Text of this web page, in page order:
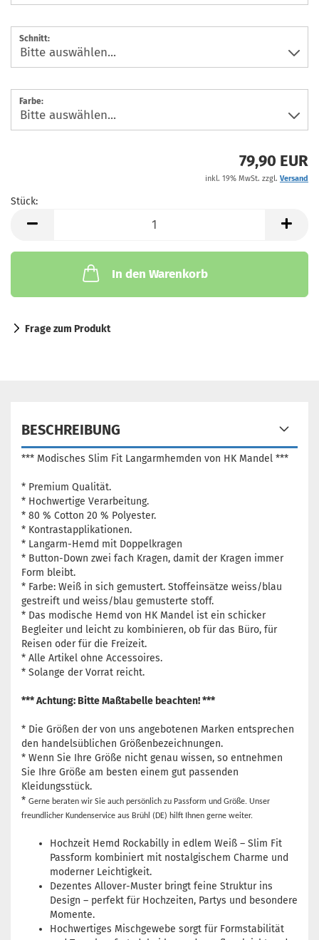
Schnitt:
Farbe:
79,90 EUR
inkl. 19% MwSt. zzgl. Versand
Stück:
In den Warenkorb
Frage zum Produkt
BESCHREIBUNG
*** Modisches Slim Fit Langarmhemden von HK Mandel ***
* Premium Qualität.
* Hochwertige Verarbeitung.
* 80 % Cotton 20 % Polyester.
* Kontrastapplikationen.
* Langarm-Hemd mit Doppelkragen
* Button-Down zwei fach Kragen, damit der Kragen immer
Form bleibt.
* Farbe: Weiß in sich gemustert. Stoffeinsätze weiss/blau
gestreift und weiss/blau gemusterte stoff.
* Das modische Hemd von HK Mandel ist ein schicker
Begleiter und leicht zu kombinieren, ob für das Büro, für
Reisen oder für die Freizeit.
* Alle Artikel ohne Accessoires.
* Solange der Vorrat reicht.
*** Achtung: Bitte Maßtabelle beachten! ***
* Die Größen der von uns angebotenen Marken entsprechen
den handelsüblichen Größenbezeichnungen.
* Wenn Sie Ihre Größe nicht genau wissen, so entnehmen
Sie Ihre Größe am besten einem gut passenden
Kleidungsstück.
* Gerne beraten wir Sie auch persönlich zu Passform und Größe. Unser
freundlicher Kundenservice aus Brühl (DE) hilft Ihnen gerne weiter.
Hochzeit Hemd Rockabilly in edlem Weiß – Slim Fit
Passform kombiniert mit nostalgischem Charme und
moderner Leichtigkeit.
Dezentes Allover-Muster bringt feine Struktur ins
Design – perfekt für Hochzeiten, Partys und besondere
Momente.
Hochwertiges Mischgewebe sorgt für Formstabilität